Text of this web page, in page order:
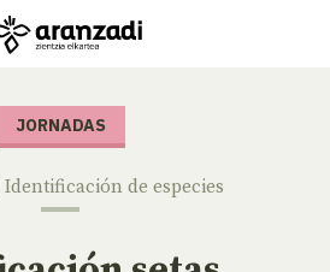
JORNADAS
Identificación de especies